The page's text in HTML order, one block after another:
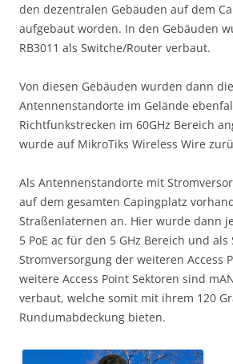
den dezentralen Gebäuden auf dem
aufgebaut worden. In den Gebäuden
RB3011 als Switche/Router verbaut.
Von diesen Gebäuden wurden dann
Antennenstandorte im Gelände
Richtfunkstrecken im 60GHz Bereich
wurde auf MikroTiks Wireless Wire
Als Antennenstandorte mit
auf dem gesamten Capingplatz
Straßenlaternen an. Hier wurde dann
5 PoE ac für den 5 GHz Bereich und
Stromversorgung der weiteren Access
weitere Access Point Sektoren sind
verbaut, welche somit mit ihrem 120
Rundumabdeckung bieten.